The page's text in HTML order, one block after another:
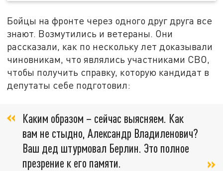
Бойцы на фронте через одного друг друга все
знают. Возмутились и ветераны. Они
рассказали, как по нескольку лет доказывали
чиновникам, что являлись участниками СВО,
чтобы получить справку, которую кандидат в
депутаты себе подготовил:
Каким образом – сейчас выясняем. Как
вам не стыдно, Александр Владиленович?
Ваш дед штурмовал Берлин. Это полное
презрение к его памяти.